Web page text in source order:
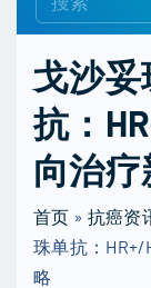
戈沙妥
抗：
向治
首页 » 抗癌资
珠单抗：
略